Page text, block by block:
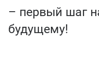
– первый шаг
будущему!